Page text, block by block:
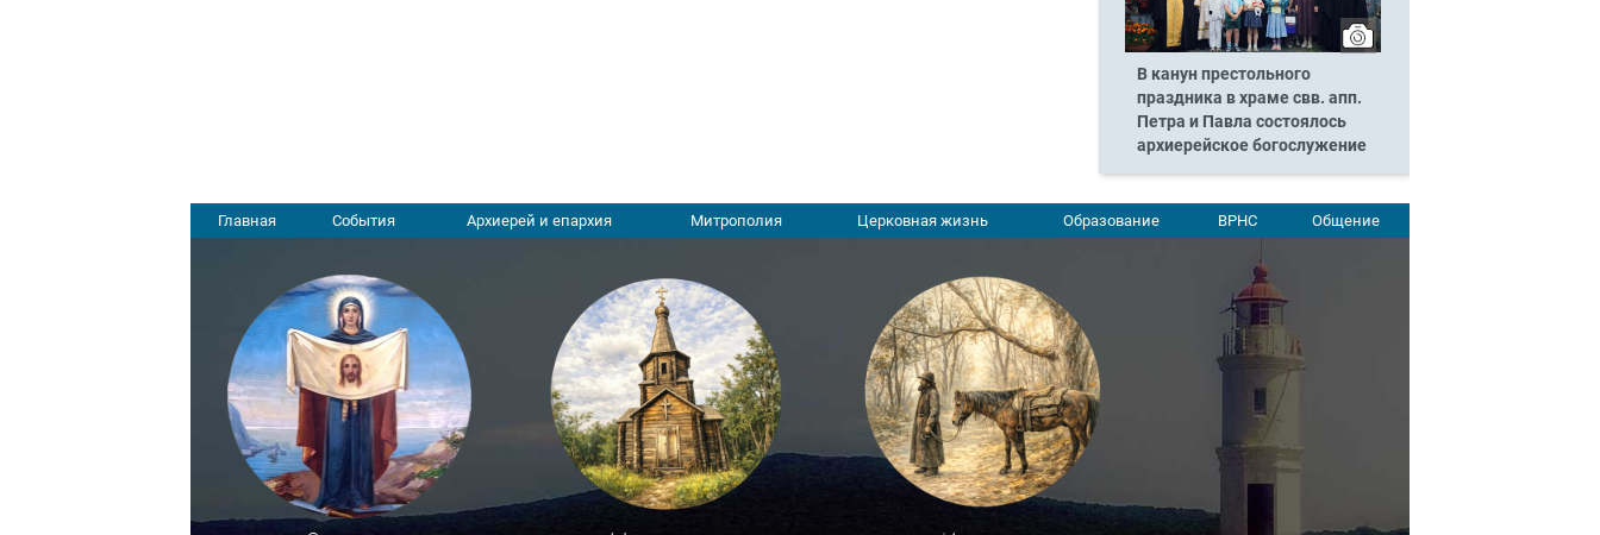
В канун престольного
праздника в храме свв. апп.
Петра и Павла состоялось
архиерейское богослужение
Главная События Архиерей и епархия Митрополия Церковная жизнь Образование ВРНС Общение